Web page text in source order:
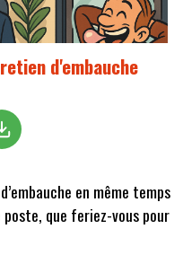
d'embauche
en même temps
que feriez-vous pour